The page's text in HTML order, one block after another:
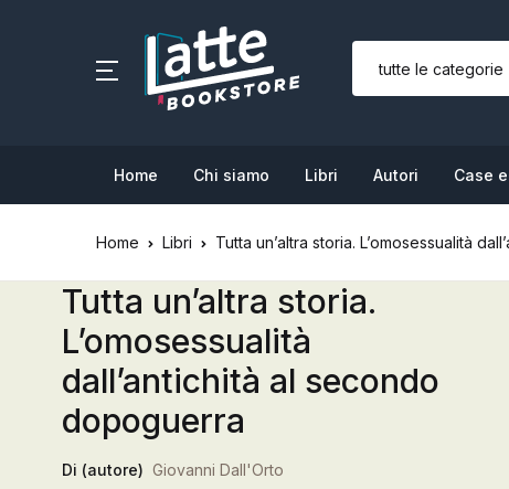
Home Chi siamo Libri Autori Case
SHOP BY CATEGORY
Autori
Case editrici
Bambini
L’Edicola & eventi
Home Libri Tutta un’altra storia. L’omosessualità
Tutta un’altra storia.
L’omosessualità
dall’antichità al secondo
dopoguerra
Di (autore) Giovanni Dall'Orto